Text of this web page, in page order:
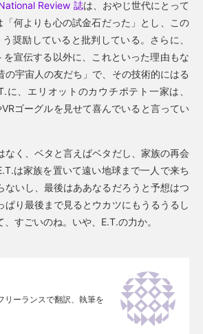
Review 誌は、おやじ世代にとって
「何よりも心の試金石だった」とし、この
奨励していると批判している。さらに、
を宣伝する以外に、これといった理由もな
の宇宙人の友だち」で、その技術的にはる
に、エリオットのカウチポテト一家は、
ゴーグルを見せて喜んでいると言ってい
なく、ベタと言えばベタだし、家族の再会
は家族を置いて遠い地球まで一人で来ち
ないし、最後はああなるだろうと予想はつ
ぱり最後まで見るとウカツにもうるうるし
すごいのね。いや、E.T.の力か。
リーランスで翻訳、執筆を